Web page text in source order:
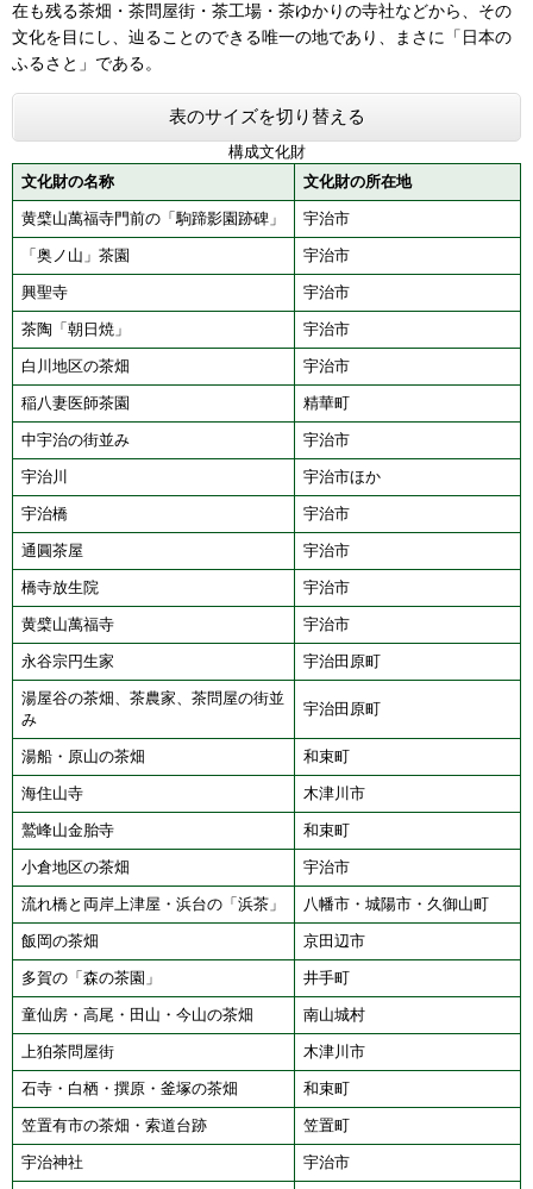
在も残る茶畑・茶問屋街・茶工場・茶ゆかりの寺社などから、その
文化を目にし、辿ることのできる唯一の地であり、まさに「日本の
ふるさと」である。
表のサイズを切り替える
構成文化財
文化財の名称
文化財の所在地
黄檗山萬福寺門前の「駒蹄影園跡碑」 宇治市
「奥ノ山」茶園 宇治市
興聖寺 宇治市
茶陶「朝日焼」 宇治市
白川地区の茶畑 宇治市
稲八妻医師茶園 精華町
中宇治の街並み 宇治市
宇治川 宇治市ほか
宇治橋 宇治市
通圓茶屋 宇治市
橋寺放生院 宇治市
黄檗山萬福寺 宇治市
永谷宗円生家 宇治田原町
湯屋谷の茶畑、茶農家、茶問屋の街並
み
宇治田原町
湯船・原山の茶畑 和束町
海住山寺 木津川市
鷲峰山金胎寺 和束町
小倉地区の茶畑 宇治市
流れ橋と両岸上津屋・浜台の「浜茶」 八幡市・城陽市・久御山町
飯岡の茶畑 京田辺市
多賀の「森の茶園」 井手町
童仙房・高尾・田山・今山の茶畑 南山城村
上狛茶問屋街 木津川市
石寺・白栖・撰原・釜塚の茶畑 和束町
笠置有市の茶畑・索道台跡 笠置町
宇治神社 宇治市